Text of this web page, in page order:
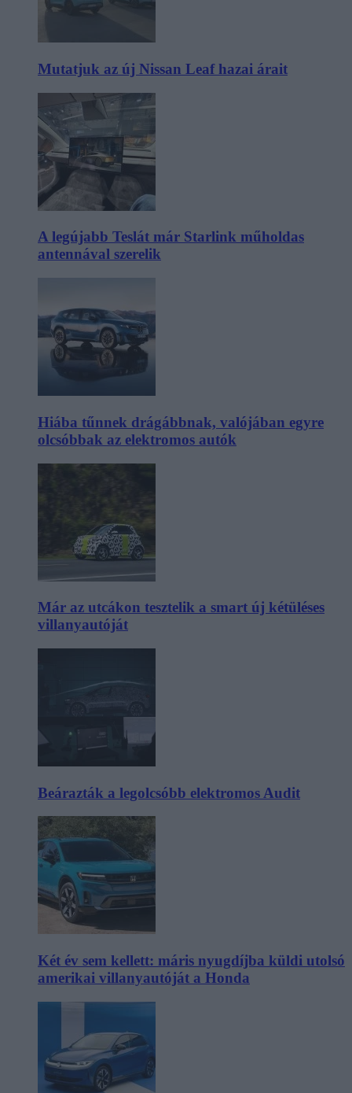
Mutatjuk az új Nissan Leaf hazai árait
A legújabb Teslát már Starlink műholdas
antennával szerelik
Hiába tűnnek drágábbnak, valójában egyre
olcsóbbak az elektromos autók
Már az utcákon tesztelik a smart új kétüléses
villanyautóját
Beárazták a legolcsóbb elektromos Audit
Két év sem kellett: máris nyugdíjba küldi utolsó
amerikai villanyautóját a Honda